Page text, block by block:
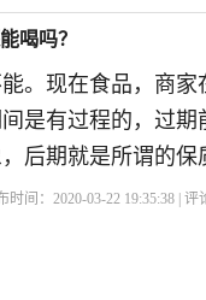
喝吗？
。现在食品，商
是有过程的，过
后期就是所谓的保
时间：2020-03-22 19:35:38 | 评